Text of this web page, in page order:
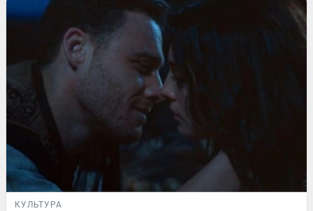
КУЛЬТУРА